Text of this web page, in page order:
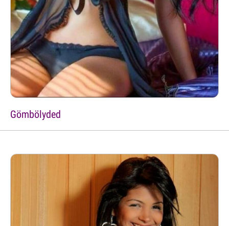
Gömbölyded